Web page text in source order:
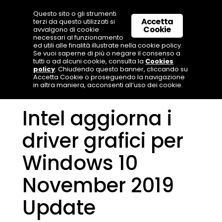
Intel aggiorna i
driver grafici per
Windows 10
November 2019
Update
Accetta
Cookie
Questo sito o gli strumenti
terzi da questo utilizzati si
avvalgono di cookie
necessari al funzionamento
ed utili alle finalità illustrate nella cookie policy.
Se vuoi saperne di più o negare il consenso a
tutti o ad alcuni cookie, consulta la Cookies
policy. Chiudendo questo banner, cliccando su
Accetta Cookie o proseguendo la navigazione
in altra maniera, acconsenti all’uso dei cookie.